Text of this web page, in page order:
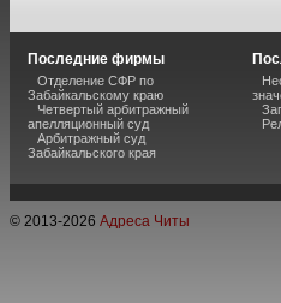
Последние фирмы
Отделение СФР по
Забайкальскому краю
Четвертый арбитражный
апелляционный суд
Арбитражный суд
Забайкальского края
© 2013-2026 Адреса Читы